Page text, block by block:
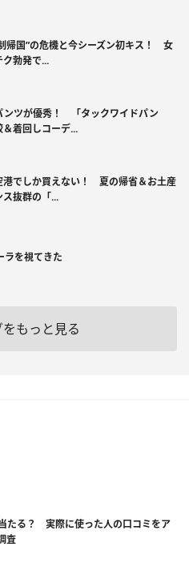
帰国”の危機と今シーズン初キス！ 女
勃発で...
ンツが優秀！ 「タックワイドパン
着回しコーデ...
港でしか買えない！ 夏の帰省＆お土産
抜群の「...
ラを視てきた
もっと見る
たる？ 実際に使った人の口コミをア
査